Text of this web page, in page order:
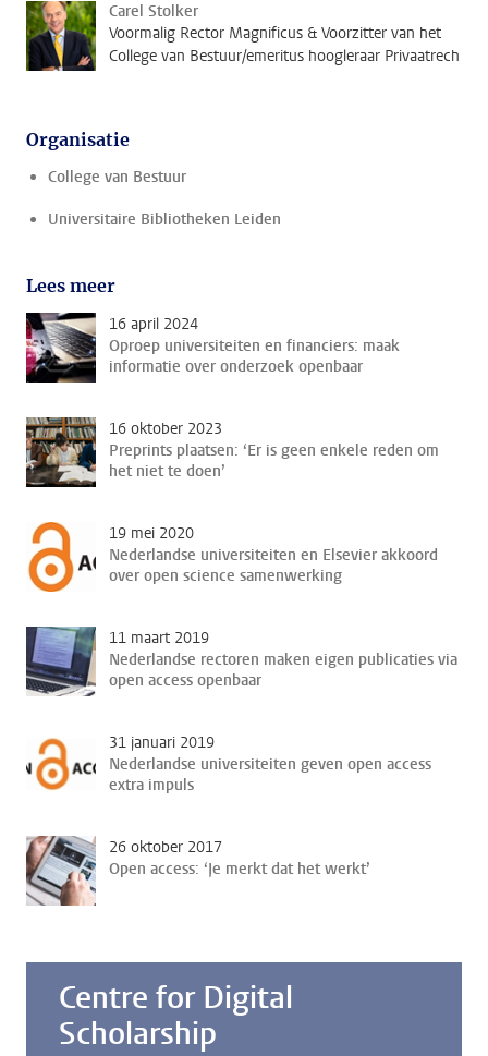
Carel Stolker
Voormalig Rector Magnificus & Voorzitter van het
College van Bestuur/emeritus hoogleraar Privaatrech
Organisatie
College van Bestuur
Universitaire Bibliotheken Leiden
Lees meer
16 april 2024
Oproep universiteiten en financiers: maak
informatie over onderzoek openbaar
16 oktober 2023
Preprints plaatsen: ‘Er is geen enkele reden om
het niet te doen’
19 mei 2020
Nederlandse universiteiten en Elsevier akkoord
over open science samenwerking
11 maart 2019
Nederlandse rectoren maken eigen publicaties via
open access openbaar
31 januari 2019
Nederlandse universiteiten geven open access
extra impuls
26 oktober 2017
Open access: ‘Je merkt dat het werkt’
Centre for Digital
Scholarship